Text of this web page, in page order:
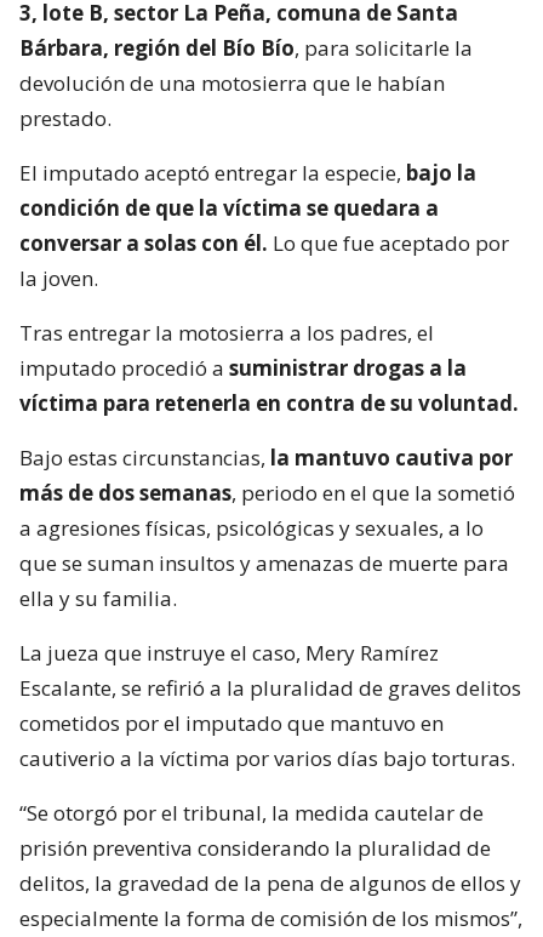
3, lote B, sector La Peña, comuna de Santa
Bárbara, región del Bío Bío, para solicitarle la
devolución de una motosierra que le habían
prestado.
El imputado aceptó entregar la especie, bajo la
condición de que la víctima se quedara a
conversar a solas con él. Lo que fue aceptado por
la joven.
Tras entregar la motosierra a los padres, el
imputado procedió a suministrar drogas a la
víctima para retenerla en contra de su voluntad.
Bajo estas circunstancias, la mantuvo cautiva por
más de dos semanas, periodo en el que la sometió
a agresiones físicas, psicológicas y sexuales, a lo
que se suman insultos y amenazas de muerte para
ella y su familia.
La jueza que instruye el caso, Mery Ramírez
Escalante, se refirió a la pluralidad de graves delitos
cometidos por el imputado que mantuvo en
cautiverio a la víctima por varios días bajo torturas.
“Se otorgó por el tribunal, la medida cautelar de
prisión preventiva considerando la pluralidad de
delitos, la gravedad de la pena de algunos de ellos y
especialmente la forma de comisión de los mismos”,